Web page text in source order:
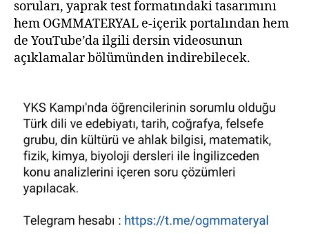
soruları, yaprak test formatındaki tasarımını
hem OGMMATERYAL e-içerik portalından hem
de YouTube’da ilgili dersin videosunun
açıklamalar bölümünden indirebilecek.